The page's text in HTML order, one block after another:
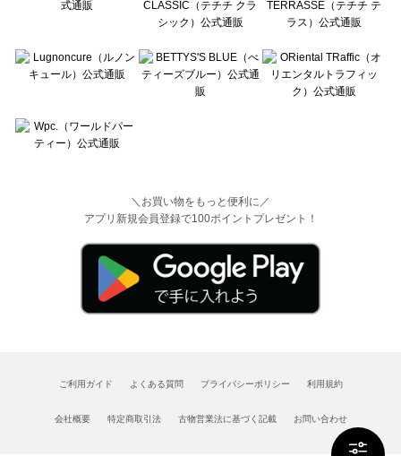
＼お買い物をもっと便利に／
アプリ新規会員登録で100ポイントプレゼント！
ご利用ガイド よくある質問 プライバシーポリシー 利用規約
会社概要 特定商取引法 古物営業法に基づく記載 お問い合わせ